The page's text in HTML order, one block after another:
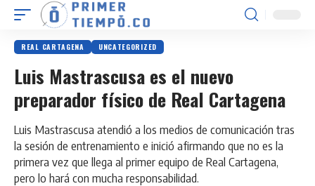
REAL CARTAGENA UNCATEGORIZED
Luis Mastrascusa es el nuevo
preparador físico de Real Cartagena
Luis Mastrascusa atendió a los medios de comunicación tras
la sesión de entrenamiento e inició afirmando que no es la
primera vez que llega al primer equipo de Real Cartagena,
pero lo hará con mucha responsabilidad.